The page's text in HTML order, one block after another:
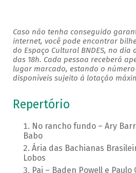
Caso não tenha conseguido
internet, você pode encontrar
do Espaço Cultural BNDES, no
das 18h. Cada pessoa receberá
lugar marcado, estando o
disponíveis sujeito à lotação
Repertório
No rancho fundo – Ary
Babo
Ária das Bachianas
Lobos
Pai – Baden Powell e